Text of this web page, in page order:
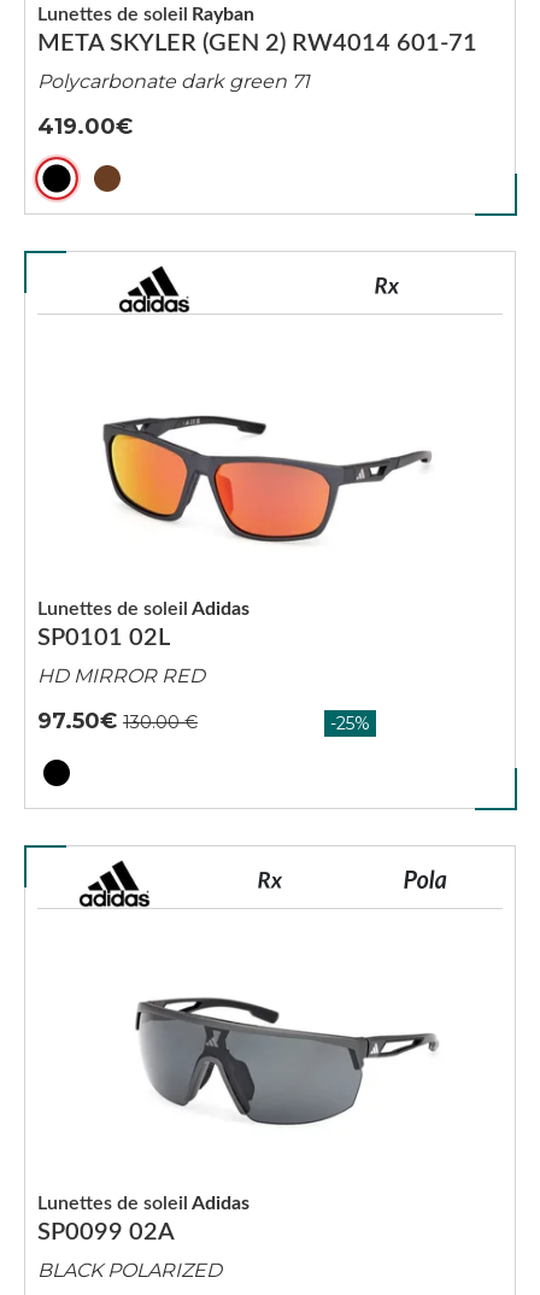
META SKYLER (GEN 2) RW4014 601-71
Lunettes de soleil Rayban
Polycarbonate dark green 71
419.00
SP0101 02L
Lunettes de soleil Adidas
HD MIRROR RED
97.50
SP0099 02A
Lunettes de soleil Adidas
BLACK POLARIZED